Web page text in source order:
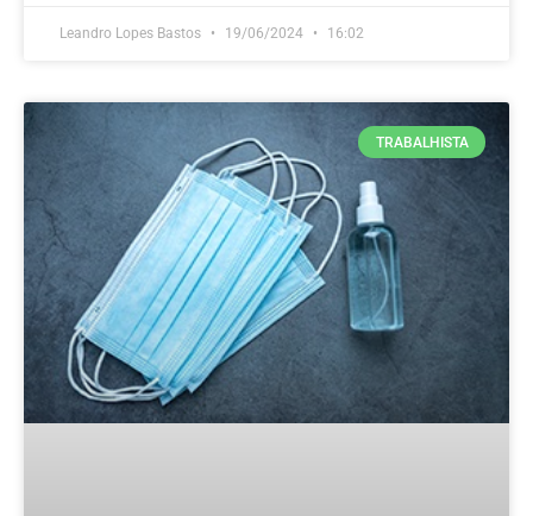
Leandro Lopes Bastos 19/06/2024 16:02
TRABALHISTA